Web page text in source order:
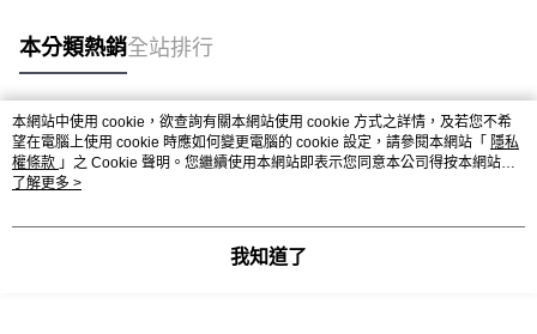
本分類熱銷全站排行
熱門標籤
本網站中使用 cookie，欲查詢有關本網站使用 cookie 方式之詳情，及若您不希
望在電腦上使用 cookie 時應如何變更電腦的 cookie 設定，請參閱本網站「 隱私
權條款 」之 Cookie 聲明。您繼續使用本網站即表示您同意本公司得按本網站使
用條款之 Cookie 聲明使用 cookie。
了解更多 >
我知道了